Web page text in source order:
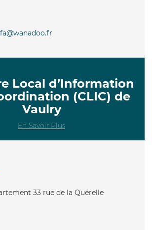
Local d’Information
(CLIC) de
Vaulry
En Savoir Plus
33 rue de la Quérelle